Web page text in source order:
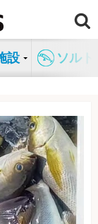
設 ソル